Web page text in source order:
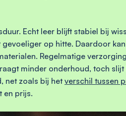
Echt leer blijft stabiel bij
op hitte. Daardoor
Regelmatige
minder onderhoud, toch
net zoals bij het verschil tussen
en prijs.